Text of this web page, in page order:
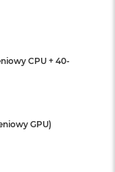
CPU + 40-
GPU)